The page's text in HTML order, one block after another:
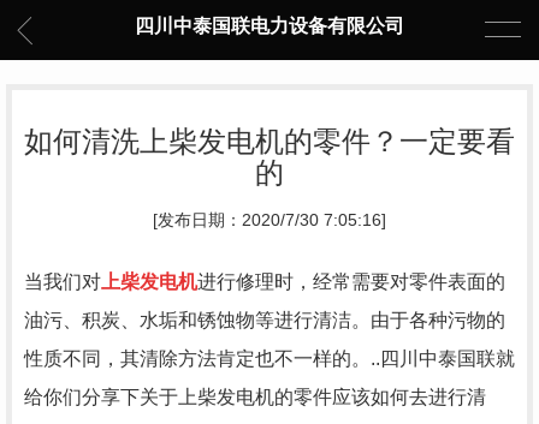
四川中泰国联电力设备有限公司
如何清洗上柴发电机的零件？一定要看
的
[发布日期：2020/7/30 7:05:16]
当我们对 上柴发电机进行修理时，经常需要对零件表面的
油污、积炭、水垢和锈蚀物等进行清洁。由于各种污物的
性质不同，其清除方法肯定也不一样的。..四川中泰国联就
给你们分享下关于上柴发电机的零件应该如何去进行清